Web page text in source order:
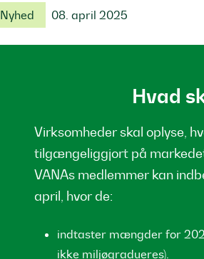
Nyhed 08. april 2025
Hvad
Virksomheder skal oplyse,
tilgængeliggjort på
VANAs medlemmer kan
april, hvor de:
indtaster mængder for
ikke miljøgradueres).